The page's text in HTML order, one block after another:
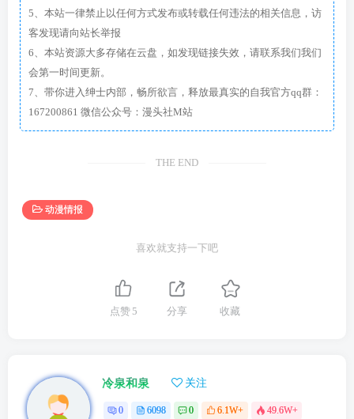
5、本站一律禁止以任何方式发布或转载任何违法的相关信息，访
客发现请向站长举报
6、本站资源大多存储在云盘，如发现链接失效，请联系我们我们
会第一时间更新。
7、带你进入绅士内部，畅所欲言，释放最真实的自我官方qq群：
167200861 微信公众号：漫头社M站
THE END
动漫情报
喜欢就支持一下吧
点赞 5 分享 收藏
冷泉和泉 关注
0 6098 0 6.1W+ 49.6W+